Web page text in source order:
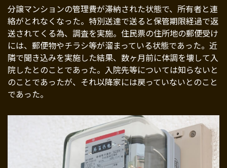
分譲マンションの管理費が滞納された状態で、所有者と連
絡がとれなくなった。特別送達で送ると保管期限経過で返
送されてくる為、調査を実施。住民票の住所地の郵便受け
には、郵便物やチラシ等が溜まっている状態であった。近
隣で聞き込みを実施した結果、数ヶ月前に体調を壊して入
院したとのことであった。入院先等については知らないと
のことであったが、それ以降家には戻っていないとのこと
であった。